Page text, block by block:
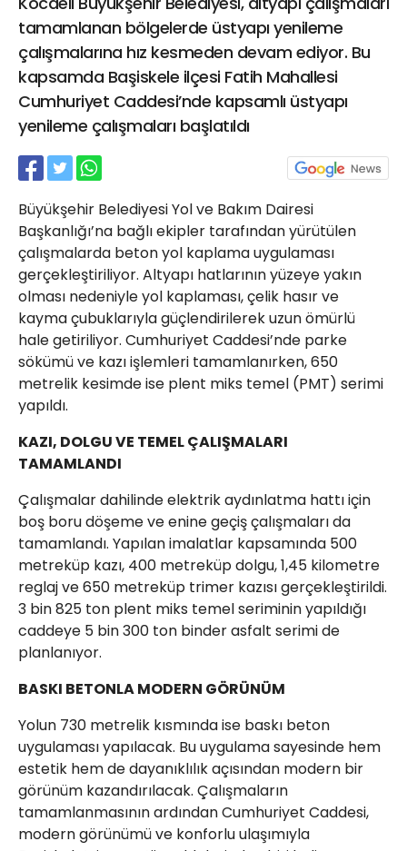
tamamlanan bölgelerde üstyapı yenileme
çalışmalarına hız kesmeden devam ediyor. Bu
kapsamda Başiskele ilçesi Fatih Mahallesi
Cumhuriyet Caddesi’nde kapsamlı üstyapı
yenileme çalışmaları başlatıldı
Büyükşehir Belediyesi Yol ve Bakım Dairesi
Başkanlığı’na bağlı ekipler tarafından yürütülen
çalışmalarda beton yol kaplama uygulaması
gerçekleştiriliyor. Altyapı hatlarının yüzeye yakın
olması nedeniyle yol kaplaması, çelik hasır ve
kayma çubuklarıyla güçlendirilerek uzun ömürlü
hale getiriliyor. Cumhuriyet Caddesi’nde parke
sökümü ve kazı işlemleri tamamlanırken, 650
metrelik kesimde ise plent miks temel (PMT) serimi
yapıldı.
KAZI, DOLGU VE TEMEL ÇALIŞMALARI
TAMAMLANDI
Çalışmalar dahilinde elektrik aydınlatma hattı için
boş boru döşeme ve enine geçiş çalışmaları da
tamamlandı. Yapılan imalatlar kapsamında 500
metreküp kazı, 400 metreküp dolgu, 1,45 kilometre
reglaj ve 650 metreküp trimer kazısı gerçekleştirildi.
3 bin 825 ton plent miks temel seriminin yapıldığı
caddeye 5 bin 300 ton binder asfalt serimi de
planlanıyor.
BASKI BETONLA MODERN GÖRÜNÜM
Yolun 730 metrelik kısmında ise baskı beton
uygulaması yapılacak. Bu uygulama sayesinde hem
estetik hem de dayanıklılık açısından modern bir
görünüm kazandırılacak. Çalışmaların
tamamlanmasının ardından Cumhuriyet Caddesi,
modern görünümü ve konforlu ulaşımıyla
21 Gölcük
02624132333
haber@golcukpostasi.com